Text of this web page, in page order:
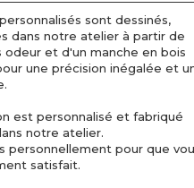
sont dessinés,
dans notre atelier à partir de
odeur et d'un manche en bois
une précision inégalée et
est personnalisé et fabriqué
notre atelier.
personnellement pour que
satisfait.